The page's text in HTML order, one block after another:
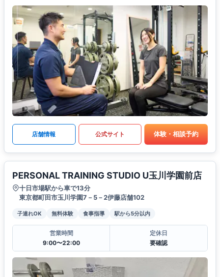
店舗情報 公式サイト 体験・相談予約
PERSONAL TRAINING STUDIO U玉川学園前店
十日市場駅から車で13分
東京都町田市玉川学園7－5－2伊藤店舗102
子連れOK 無料体験 食事指導 駅から5分以内
営業時間
9:00〜22:00
定休日
要確認